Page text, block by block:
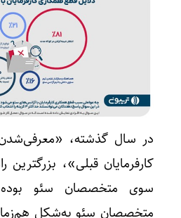
در سال گذشته،‌
کارفرمایان قبلی»،